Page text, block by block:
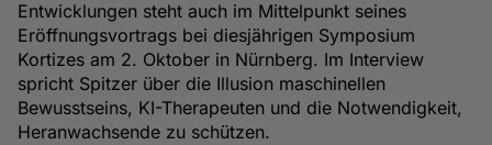
Entwicklungen steht auch im Mittelpunkt seines
Eröffnungsvortrags bei diesjährigen Symposium
Kortizes am 2. Oktober in Nürnberg. Im Interview
spricht Spitzer über die Illusion maschinellen
Bewusstseins, KI-Therapeuten und die Notwendigkeit,
Heranwachsende zu schützen.